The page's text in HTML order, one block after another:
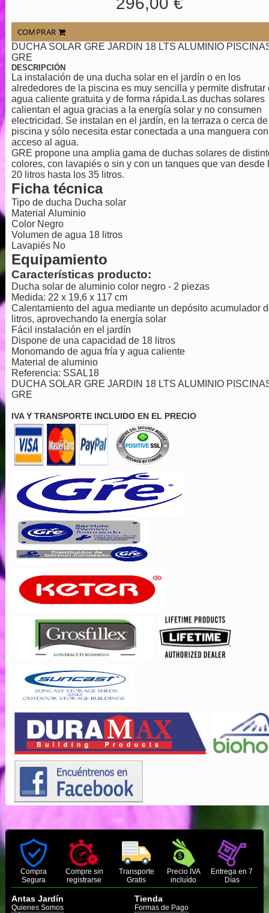
COMPRAR
DUCHA SOLAR GRE JARDIN 18 LTS ALUMINIO
GRE
DESCRIPCIÓN
La instalación de una ducha solar en el jardín o en los
alrededores de la piscina es muy sencilla y permite disfrutar
agua caliente gratuita y de forma rápida.Las duchas solares
calientan el agua gracias a la energía solar y no consumen
electricidad. Se instalan en el jardín, en la terraza o cerca
piscina y sólo necesita estar conectada a una manguera con
acceso al agua.
GRE propone una amplia gama de duchas solares de
colores, con lavapiés o sin y con un tanques que van desde
20 litros hasta los 35 litros.
Ficha técnica
Tipo de ducha Ducha solar
Material Aluminio
Color Negro
Volumen de agua 18 litros
Lavapiés No
Equipamiento
Características producto:
Ducha solar de aluminio color negro - 2 piezas
Medida: 22 x 19,6 x 117 cm
Calentamiento del agua mediante un depósito acumulador
litros, aprovechando la energía solar
Fácil instalación en el jardín
Dispone de una capacidad de 18 litros
Monomando de agua fría y agua caliente
Material de aluminio
Referencia: SSAL18
DUCHA SOLAR GRE JARDIN 18 LTS ALUMINIO
GRE
IVA Y TRANSPORTE INCLUIDO EN EL PRECIO
Compra
Segura
Compre sin
registrarse
Transporte
Gratis
Precio IVA
incluído
Entrega en 7
Días
Antas Jardín
Quienes Somos
Tienda
Formas de Pago